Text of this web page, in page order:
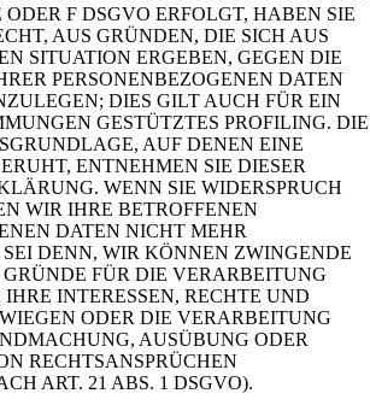
ODER F DSGVO ERFOLGT, HABEN SIE
AUS GRÜNDEN, DIE SICH AUS
SITUATION ERGEBEN, GEGEN DIE
PERSONENBEZOGENEN DATEN
DIES GILT AUCH FÜR EIN
GESTÜTZTES PROFILING. DIE
AUF DENEN EINE
ENTNEHMEN SIE DIESER
WENN SIE WIDERSPRUCH
WIR IHRE BETROFFENEN
DATEN NICHT MEHR
DENN, WIR KÖNNEN ZWINGENDE
FÜR DIE VERARBEITUNG
INTERESSEN, RECHTE UND
ODER DIE VERARBEITUNG
AUSÜBUNG ODER
RECHTSANSPRÜCHEN
ART. 21 ABS. 1 DSGVO).